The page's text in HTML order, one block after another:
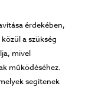
érdekében,
a szükség
mivel
működéséhez.
segítenek